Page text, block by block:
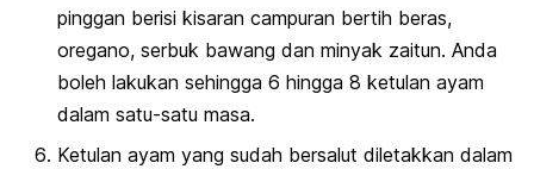
pinggan berisi kisaran campuran bertih beras,
oregano, serbuk bawang dan minyak zaitun. Anda
boleh lakukan sehingga 6 hingga 8 ketulan ayam
dalam satu-satu masa.
Ketulan ayam yang sudah bersalut diletakkan dalam